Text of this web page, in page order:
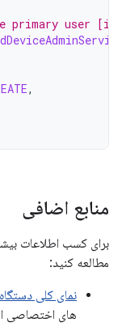
primary user
,
منابع اضافی
برای کسب اطلاعات
مطالعه کنید:
نمای کلی
های اختصاصی